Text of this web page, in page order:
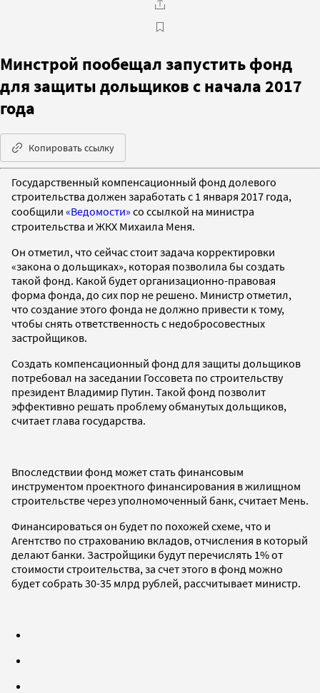
Минстрой пообещал запустить фонд
для защиты дольщиков с начала 2017
года
Копировать ссылку
Государственный компенсационный фонд долевого
строительства должен заработать с 1 января 2017 года,
сообщили «Ведомости» со ссылкой на министра
строительства и ЖКХ Михаила Меня.
Он отметил, что сейчас стоит задача корректировки
«закона о дольщиках», которая позволила бы создать
такой фонд. Какой будет организационно-правовая
форма фонда, до сих пор не решено. Министр отметил,
что создание этого фонда не должно привести к тому,
чтобы снять ответственность с недобросовестных
застройщиков.
Создать компенсационный фонд для защиты дольщиков
потребовал на заседании Госсовета по строительству
президент Владимир Путин. Такой фонд позволит
эффективно решать проблему обманутых дольщиков,
считает глава государства.
Впоследствии фонд может стать финансовым
инструментом проектного финансирования в жилищном
строительстве через уполномоченный банк, считает Мень.
Финансироваться он будет по похожей схеме, что и
Агентство по страхованию вкладов, отчисления в который
делают банки. Застройщики будут перечислять 1% от
стоимости строительства, за счет этого в фонд можно
будет собрать 30-35 млрд рублей, рассчитывает министр.